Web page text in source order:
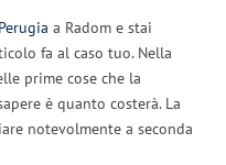
Perugia a Radom e stai
fa al caso tuo. Nella
prime cose che la
è quanto costerà. La
notevolmente a seconda